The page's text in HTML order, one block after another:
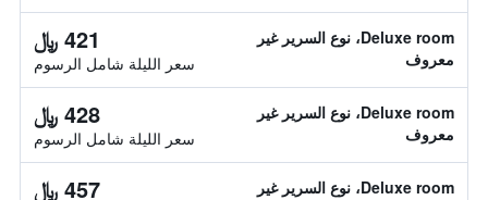
Deluxe room، نوع السرير غير
معروف
421 ﷼
سعر الليلة شامل الرسوم
Deluxe room، نوع السرير غير
معروف
428 ﷼
سعر الليلة شامل الرسوم
Deluxe room، نوع السرير غير
457 ﷼